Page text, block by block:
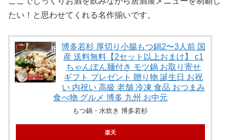
たい！と思わせてくれる名作揃いです。
博多若杉 厚切り小腸もつ鍋2〜3人前 国
産 送料無料【2セット以上おまけ】 c1
ちゃんぽん麺付き モツ鍋 お取り寄せ
ギフト プレゼント 贈り物 誕生日 お祝
い 内祝い 高級 老舗 冷凍 食品 おつまみ
食べ物 グルメ 博多 九州 お中元
もつ鍋・水炊き 博多若杉
楽天